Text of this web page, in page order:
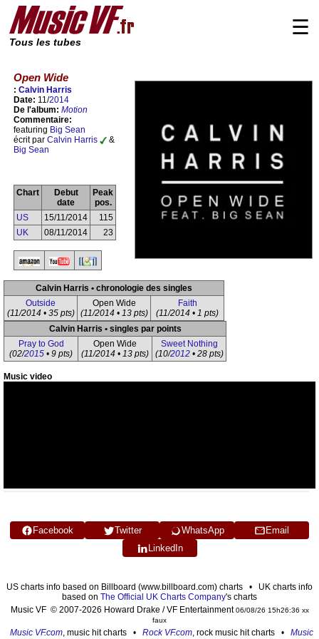
Tous les tubes
☰
Open Wide
: Calvin Harris
Date: 11/2014
De l'album: Motion
Commentaire:
featuring Big Sean
écrit par Calvin Harris
&
Big Sean
Chart
Debut
date
Peak
pos.
US
15/11/2014
115
UK
08/11/2014 23
Calvin Harris • chronologie des singles
Outside
(11/2014 • 35 pts)
Open Wide
(11/2014 • 13 pts)
Faith
(11/2014 • 1 pts)
Calvin Harris • singles par points
Pray to God
(02/2015 • 9 pts)
Open Wide
(11/2014 • 13 pts)
Sweet Nothing
(10/2012• 28 pts)
Music video
Facebook Twitter WhatsApp
Email
LinkedIn
US charts info based on Billboard (www.billboard.com) charts • UK charts info
based on The Official UK Charts Company's charts
Music VF © 2007-2026 Howard Drake / VF Entertainment06/08/26 15h26:36 xx
faux
Music VF.com, music hit charts • Rock VF.com, rock music hit charts • Music